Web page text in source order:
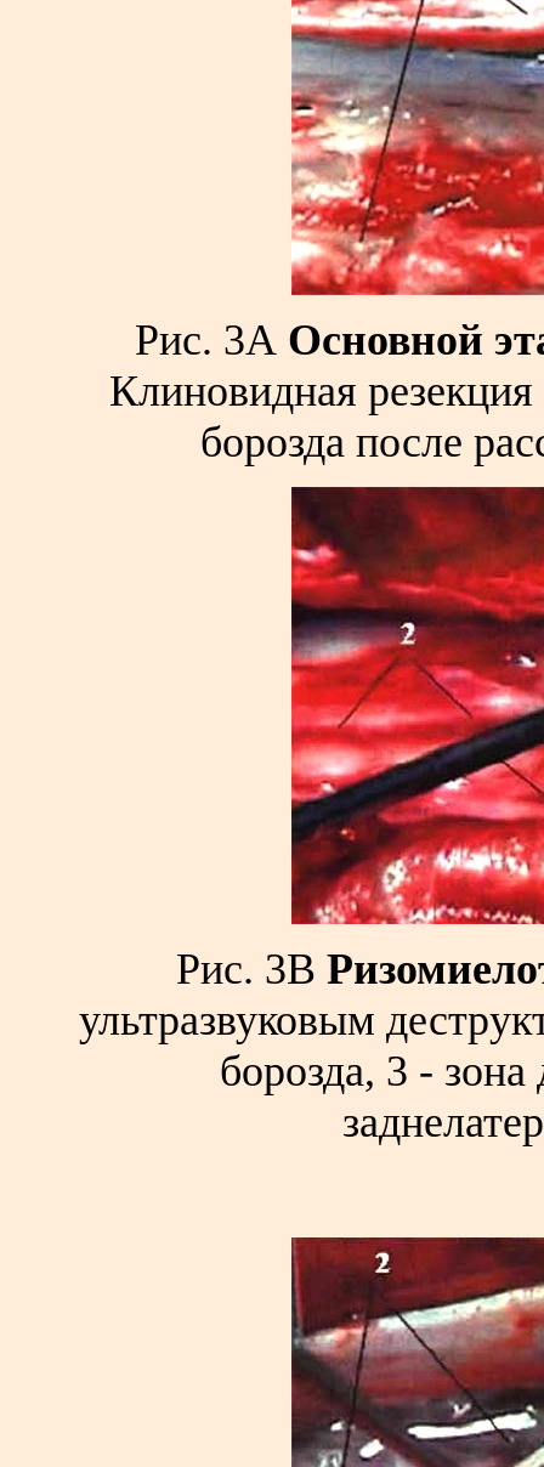
Рис. 3А Основной
Клиновидная
борозда после
Рис. 3В
ультразвуковым
борозда, 3 -